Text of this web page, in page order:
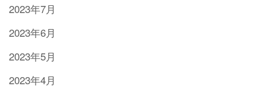
2023年7月
2023年6月
2023年5月
2023年4月